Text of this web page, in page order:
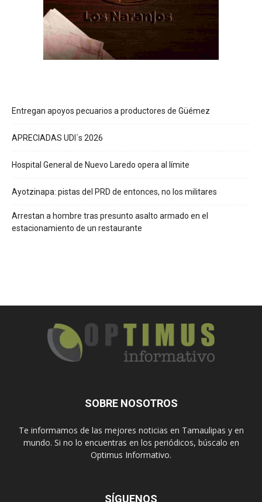
Entregan apoyos pecuarios a productores de Güémez
APRECIADAS UDI´s 2026
Hospital General de Nuevo Laredo opera al límite
Ayotzinapa: pistas del PRD de entonces, no los militares
Arrestan a hombre tras presunto asalto armado en el
estacionamiento de un restaurante
SOBRE NOSOTROS
Te informamos de las mejores noticias en Tamaulipas y en
mundo. Si no lo encuentras en los periódicos, búscalo en
Optimus Informativo.
SÍGUENOS